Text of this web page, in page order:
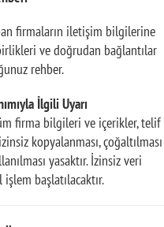
firmaların iletişim bilgilerine
ve doğrudan bağlantılar
rehber.
İlgili Uyarı
firma bilgileri ve içerikler, telif
kopyalanması, çoğaltılması
yasaktır. İzinsiz veri
başlatılacaktır.